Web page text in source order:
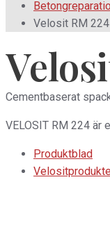
Velosit RM 224
Cementbaserat
VELOSIT RM 224 är
Produktblad